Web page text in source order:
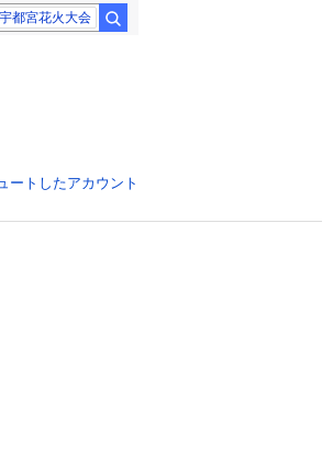
宇都宮花火大会
ートしたアカウント